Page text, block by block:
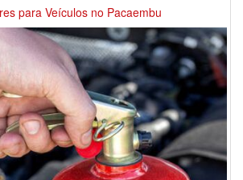
para Veículos no Pacaembu